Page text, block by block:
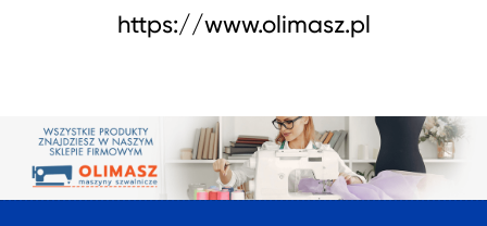
https://www.olimasz.pl